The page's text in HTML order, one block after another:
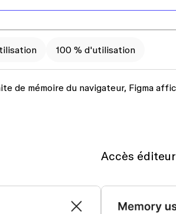
100 % d'utilisation
de mémoire du navigateur, Figma
Accès éditeur